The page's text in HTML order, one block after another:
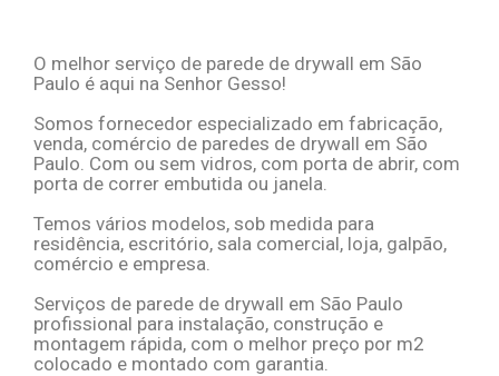
O melhor serviço de parede de drywall em São
Paulo é aqui na Senhor Gesso!
Somos fornecedor especializado em fabricação,
venda, comércio de paredes de drywall em São
Paulo. Com ou sem vidros, com porta de abrir, com
porta de correr embutida ou janela.
Temos vários modelos, sob medida para
residência, escritório, sala comercial, loja, galpão,
comércio e empresa.
Serviços de parede de drywall em São Paulo
profissional para instalação, construção e
montagem rápida, com o melhor preço por m2
colocado e montado com garantia.